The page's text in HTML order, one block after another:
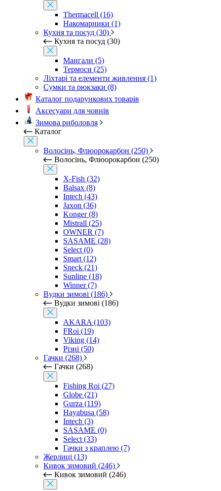
Thermacell (16)
Накомарники (1)
Кухня та посуд (30)
Кухня та посуд (30)
Мангали (5)
Термоси (25)
Ліхтарі та елементи живлення (1)
Сумки та рюкзаки (8)
Каталог подарункових товарів
Аксесуари для човнів
Зимова риболовля
Каталог
Волосінь, Флюорокарбон (250)
Волосінь, Флюорокарбон (250)
X-Fish (32)
Balsax (8)
Intech (43)
Jaxon (36)
Konger (8)
Mistrall (25)
OWNER (7)
SASAME (28)
Select (0)
Smart (12)
Sneck (21)
Sunline (18)
Winner (7)
Вудки зимові (186)
Вудки зимові (186)
AKARA (103)
FRoi (19)
Viking (14)
Різні (50)
Гачки (268)
Гачки (268)
Fishing Roi (27)
Globe (21)
Gurza (119)
Hayabusa (58)
Intech (3)
SASAME (0)
Select (33)
Гачки з краплею (7)
Жерлиці (13)
Кивок зимовий (246)
Кивок зимовий (246)